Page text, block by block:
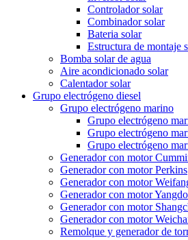
Controlador solar
Combinador solar
Bateria solar
Estructura de montaje
Bomba solar de agua
Aire acondicionado solar
Calentador solar
Grupo electrógeno diesel
Grupo electrógeno marino
Grupo electrógeno
Grupo electrógeno
Grupo electrógeno
Generador con motor
Generador con motor Perkins
Generador con motor
Generador con motor
Generador con motor
Generador con motor
Remolque y generador de